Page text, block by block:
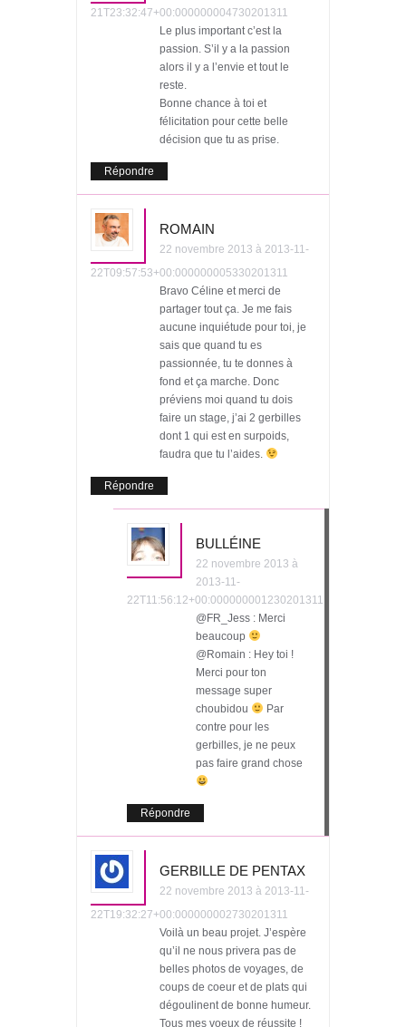
21T23:32:47+00:000000004730201311
Le plus important c’est la
passion. S’il y a la passion
alors il y a l’envie et tout le
reste.
Bonne chance à toi et
félicitation pour cette belle
décision que tu as prise.
Répondre
ROMAIN
22 novembre 2013 à 2013-11-
22T09:57:53+00:000000005330201311
Bravo Céline et merci de
partager tout ça. Je me fais
aucune inquiétude pour toi, je
sais que quand tu es
passionnée, tu te donnes à
fond et ça marche. Donc
préviens moi quand tu dois
faire un stage, j’ai 2 gerbilles
dont 1 qui est en surpoids,
faudra que tu l’aides.
Répondre
BULLÉINE
22 novembre 2013 à
2013-11-
22T11:56:12+00:000000001230201311
@FR_Jess : Merci
beaucoup
@Romain : Hey toi !
Merci pour ton
message super
choubidou
Par
contre pour les
gerbilles, je ne peux
pas faire grand chose
Répondre
GERBILLE DE PENTAX
22 novembre 2013 à 2013-11-
22T19:32:27+00:000000002730201311
Voilà un beau projet. J’espère
qu’il ne nous privera pas de
belles photos de voyages, de
coups de coeur et de plats qui
dégoulinent de bonne humeur.
Tous mes voeux de réussite !